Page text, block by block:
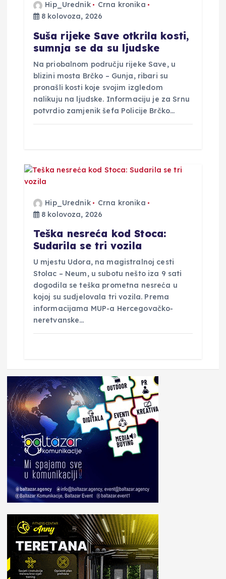
a
Hip_Urednik
Crna kronika
8 kolovoza, 2026
Suša rijeke Save otkrila kosti,
sumnja se da su ljudske
Na priobalnom području rijeke Save, u
blizini mosta Brčko – Gunja, ribari su
pronašli kosti koje svojim izgledom
nalikuju na ljudske. Informaciju je za Srnu
potvrdio zamjenik šefa Policije Brčko…
Hip_Urednik
Crna kronika
8 kolovoza, 2026
Teška nesreća kod Stoca:
Sudarila se tri vozila
U mjestu Udora, na magistralnoj cesti
Stolac – Neum, u subotu nešto iza 9 sati
dogodila se teška prometna nesreća u
kojoj su sudjelovala tri vozila. Prema
informacijama MUP-a Hercegovačko-
neretvanske…